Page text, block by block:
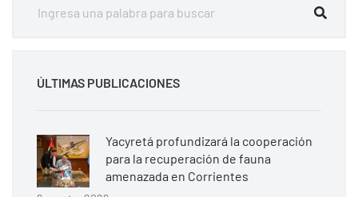
ÚLTIMAS PUBLICACIONES
Yacyretá profundizará la cooperación
para la recuperación de fauna
amenazada en Corrientes